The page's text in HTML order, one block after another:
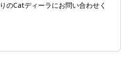
のCatディーラにお問い合わせく